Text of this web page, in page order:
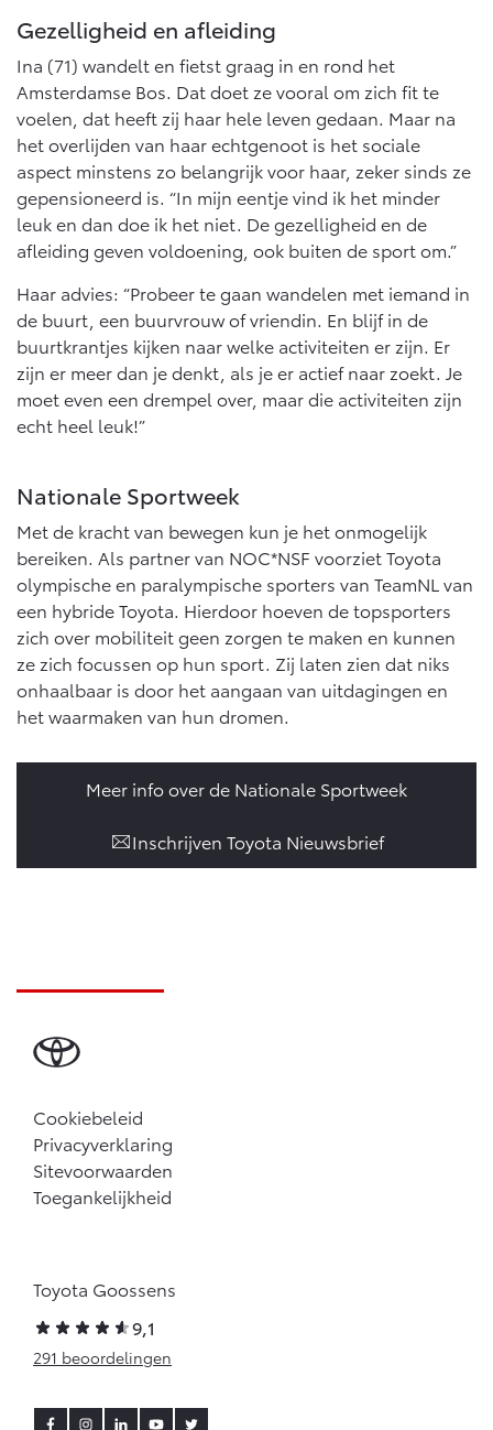
Gezelligheid en afleiding
Ina (71) wandelt en fietst graag in en rond het
Amsterdamse Bos. Dat doet ze vooral om zich fit te
voelen, dat heeft zij haar hele leven gedaan. Maar na
het overlijden van haar echtgenoot is het sociale
aspect minstens zo belangrijk voor haar, zeker sinds ze
gepensioneerd is. “In mijn eentje vind ik het minder
leuk en dan doe ik het niet. De gezelligheid en de
afleiding geven voldoening, ook buiten de sport om.”
Haar advies: “Probeer te gaan wandelen met iemand in
de buurt, een buurvrouw of vriendin. En blijf in de
buurtkrantjes kijken naar welke activiteiten er zijn. Er
zijn er meer dan je denkt, als je er actief naar zoekt. Je
moet even een drempel over, maar die activiteiten zijn
echt heel leuk!”
Nationale Sportweek
Met de kracht van bewegen kun je het onmogelijk
bereiken. Als partner van NOC*NSF voorziet Toyota
olympische en paralympische sporters van TeamNL van
een hybride Toyota. Hierdoor hoeven de topsporters
zich over mobiliteit geen zorgen te maken en kunnen
ze zich focussen op hun sport. Zij laten zien dat niks
onhaalbaar is door het aangaan van uitdagingen en
het waarmaken van hun dromen.
Meer info over de Nationale Sportweek
Inschrijven Toyota Nieuwsbrief
Cookiebeleid
Privacyverklaring
Sitevoorwaarden
Toegankelijkheid
Toyota Goossens
9,1
291 beoordelingen